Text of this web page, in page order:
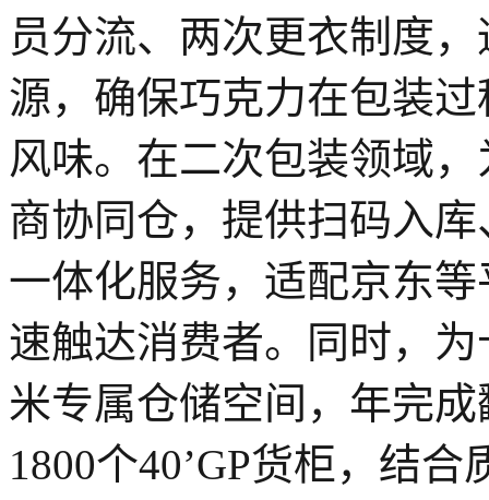
员分流、两次更衣制度
源，确保巧克力在包装
风味。在二次包装领域
商协同仓，提供扫码入
一体化服务，适配京东
速触达消费者。同时，
米专属仓储空间，年完
1800个40’GP货柜，结